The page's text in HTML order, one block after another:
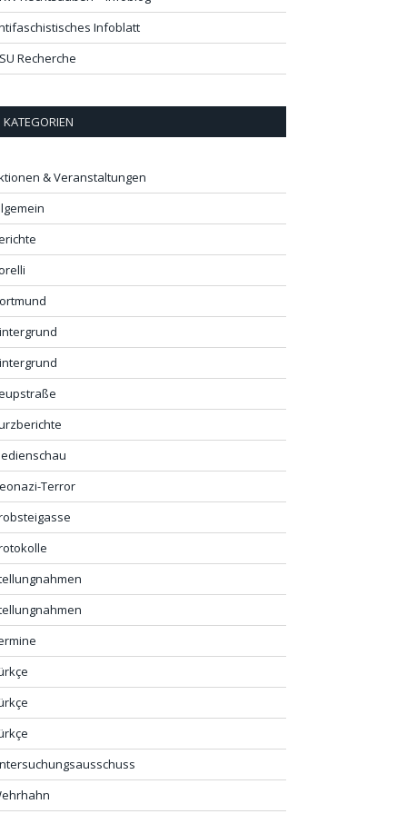
Infoblatt
Recherche
KATEGORIEN
& Veranstaltungen
Terror